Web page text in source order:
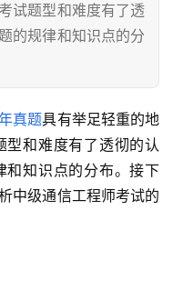
试题型和难度有了透
的规律和知识点的分
真题具有举足轻重的地
型和难度有了透彻的认
和知识点的分布。接下
中级通信工程师考试的